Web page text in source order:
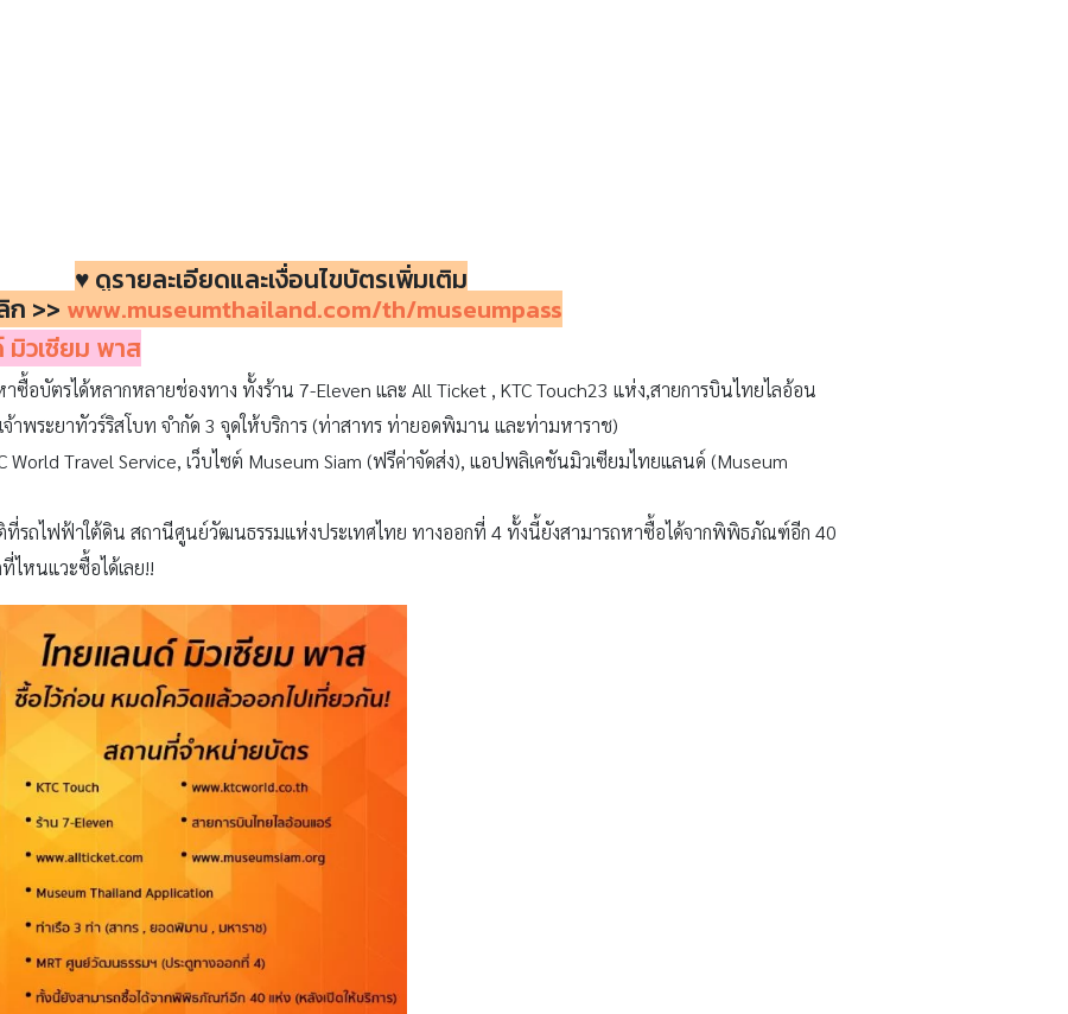
♥ ดูรายละเอียดและเงื่อนไขบัตรเพิ่มเติม
ก >> www.museumthailand.com/th/museumpass
วเซียม พาส
อบัตรได้หลากหลายช่องทาง ทั้งร้าน 7-Eleven และ All Ticket , KTC Touch23 แห่ง,สายการบินไทยไลอ้อน
าพระยาทัวร์ริสโบท จำกัด 3 จุดให้บริการ (ท่าสาทร ท่ายอดพิมาน และท่ามหาราช)
Travel Service, เว็บไซต์ Museum Siam (ฟรีค่าจัดส่ง), แอปพลิเคชันมิวเซียมไทยแลนด์ (Museum
รถไฟฟ้าใต้ดิน สถานีศูนย์วัฒนธรรมแห่งประเทศไทย ทางออกที่ 4 ทั้งนี้ยังสามารถหาซื้อได้จากพิพิธภัณฑ์อีก 40
ไหนแวะซื้อได้เลย!!